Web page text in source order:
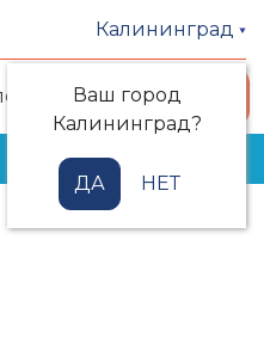
Калининград
Ваш город
Калининград?
ДА НЕТ
РФ Заказать звонок